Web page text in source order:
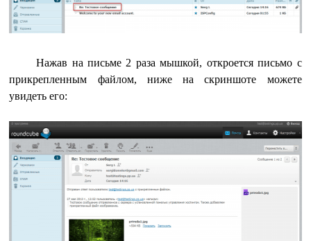
Нажав на письме 2 раза мышкой, откроется письмо с
прикрепленным файлом, ниже на скриншоте можете
увидеть его: